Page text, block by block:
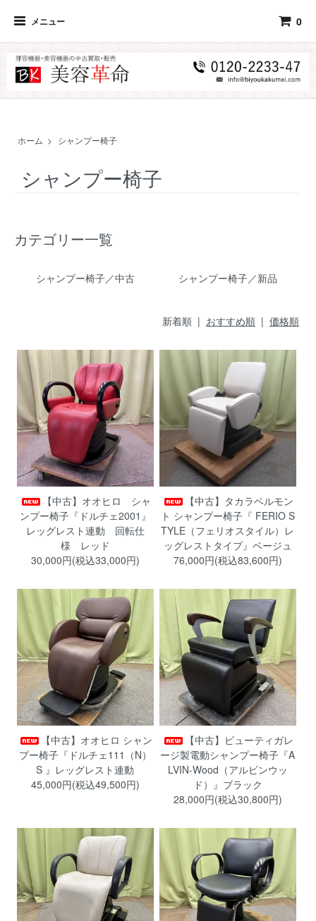
メニュー 0
ホーム > シャンプー椅子
シャンプー椅子
カテゴリー一覧
シャンプー椅子／中古 シャンプー椅子／新品
新着順 | おすすめ順| 価格順
【中古】オオヒロ シャ
ンプー椅子『ドルチェ2001』
レッグレスト連動 回転仕
様 レッド
30,000円(税込33,000円)
【中古】タカラベルモン
ト シャンプー椅子『 FERIO S
TYLE（フェリオスタイル）レ
ッグレストタイプ』ベージュ
76,000円(税込83,600円)
【中古】オオヒロ シャン
プー椅子『ドルチェ111（N）
S 』レッグレスト連動
45,000円(税込49,500円)
【中古】ビューティガレ
ージ製電動シャンプー椅子『A
LVIN-Wood（アルビンウッ
ド）』ブラック
28,000円(税込30,800円)